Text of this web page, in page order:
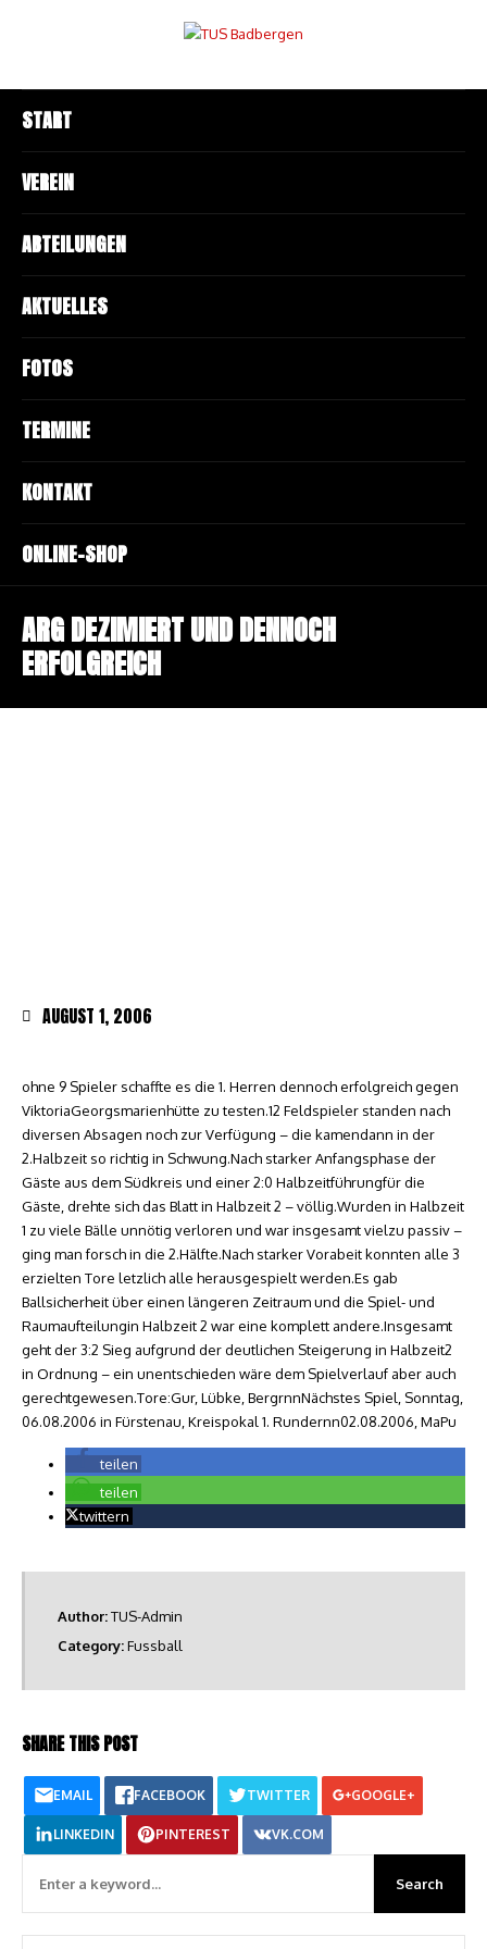
START
VEREIN
ABTEILUNGEN
AKTUELLES
FOTOS
TERMINE
KONTAKT
ONLINE-SHOP
ARG DEZIMIERT UND DENNOCH
ERFOLGREICH
AUGUST 1, 2006
ohne 9 Spieler schaffte es die 1. Herren dennoch erfolgreich gegen
ViktoriaGeorgsmarienhütte zu testen.12 Feldspieler standen nach
diversen Absagen noch zur Verfügung – die kamendann in der
2.Halbzeit so richtig in Schwung.Nach starker Anfangsphase der
Gäste aus dem Südkreis und einer 2:0 Halbzeitführungfür die
Gäste, drehte sich das Blatt in Halbzeit 2 – völlig.Wurden in Halbzeit
1 zu viele Bälle unnötig verloren und war insgesamt vielzu passiv –
ging man forsch in die 2.Hälfte.Nach starker Vorabeit konnten alle 3
erzielten Tore letzlich alle herausgespielt werden.Es gab
Ballsicherheit über einen längeren Zeitraum und die Spiel- und
Raumaufteilungin Halbzeit 2 war eine komplett andere.Insgesamt
geht der 3:2 Sieg aufgrund der deutlichen Steigerung in Halbzeit2
in Ordnung – ein unentschieden wäre dem Spielverlauf aber auch
gerechtgewesen.Tore:Gur, Lübke, BergrnnNächstes Spiel, Sonntag,
06.08.2006 in Fürstenau, Kreispokal 1. Rundernn02.08.2006, MaPu
teilen
teilen
twittern
Author:TUS-Admin
Category:Fussball
SHARE THIS POST
EMAIL FACEBOOK TWITTER GOOGLE+
LINKEDIN PINTEREST VK.COM